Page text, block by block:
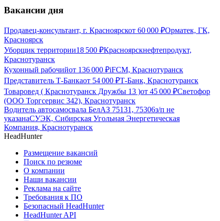
Вакансии дня
Продавец-консультант, г. Красноярскот 60 000 ₽Орматек, ГК,
Красноярск
Уборщик территории18 500 ₽Красноярскнефтепродукт,
Краснотуранск
Кухонный рабочийот 136 000 ₽iFCM, Краснотуранск
Представитель Т-Банкаот 54 000 ₽Т-Банк, Краснотуранск
Товаровед ( Краснотуранск Дружбы 13 )от 45 000 ₽Светофор
(ООО Торгсервис 342), Краснотуранск
Водитель автосамосвала БелАЗ 75131, 75306з/п не
указанаСУЭК, Сибирская Угольная Энергетическая
Компания, Краснотуранск
HeadHunter
Размещение вакансий
Поиск по резюме
О компании
Наши вакансии
Реклама на сайте
Требования к ПО
Безопасный HeadHunter
HeadHunter API